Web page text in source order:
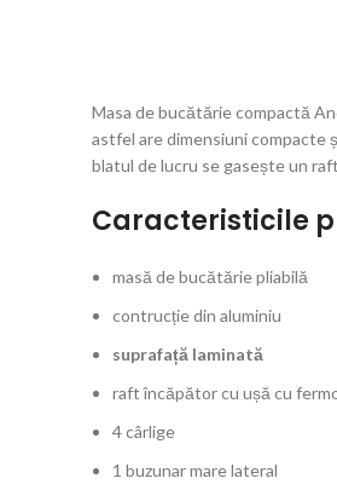
Masa de bucătărie compactă
astfel are dimensiuni compacte
blatul de lucru se gasește un
Caracteristicile
masă de bucătărie pliabilă
contrucție din aluminiu
suprafață laminată
raft încăpător cu ușă cu
4 cârlige
1 buzunar mare lateral